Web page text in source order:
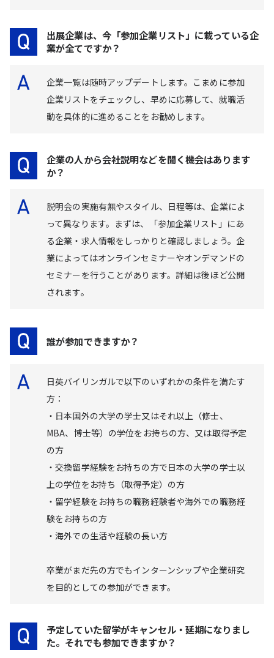
出展企業は、今「参加企業リスト」に載っている企
業が全てですか？
企業一覧は随時アップデートします。こまめに参加
企業リストをチェックし、早めに応募して、就職活
動を具体的に進めることをお勧めします。
企業の人から会社説明などを聞く機会はあります
か？
説明会の実施有無やスタイル、日程等は、企業によ
って異なります。まずは、「参加企業リスト」にあ
る企業・求人情報をしっかりと確認しましょう。企
業によってはオンラインセミナーやオンデマンドの
セミナーを行うことがあります。詳細は後ほど公開
されます。
誰が参加できますか？
日英バイリンガルで以下のいずれかの条件を満たす
方：
・日本国外の大学の学士又はそれ以上（修士、
MBA、博士等）の学位をお持ちの方、又は取得予定
の方
・交換留学経験をお持ちの方で日本の大学の学士以
上の学位をお持ち（取得予定）の方
・留学経験をお持ちの職務経験者や海外での職務経
験をお持ちの方
・海外での生活や経験の長い方
卒業がまだ先の方でもインターンシップや企業研究
を目的としての参加ができます。
予定していた留学がキャンセル・延期になりまし
た。それでも参加できますか？